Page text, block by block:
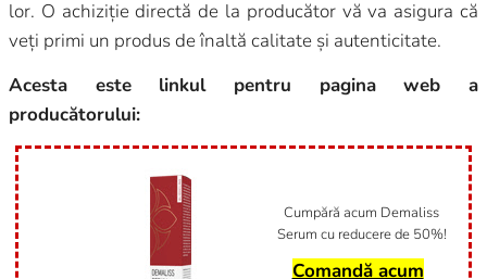
lor. O achiziție directă de la producător vă va asigura că
veți primi un produs de înaltă calitate și autenticitate.
Acesta este linkul pentru pagina web a
producătorului:
Cumpără acum Demaliss
Serum cu reducere de 50%!
Comandă acum